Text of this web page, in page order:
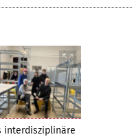
interdisziplinäre